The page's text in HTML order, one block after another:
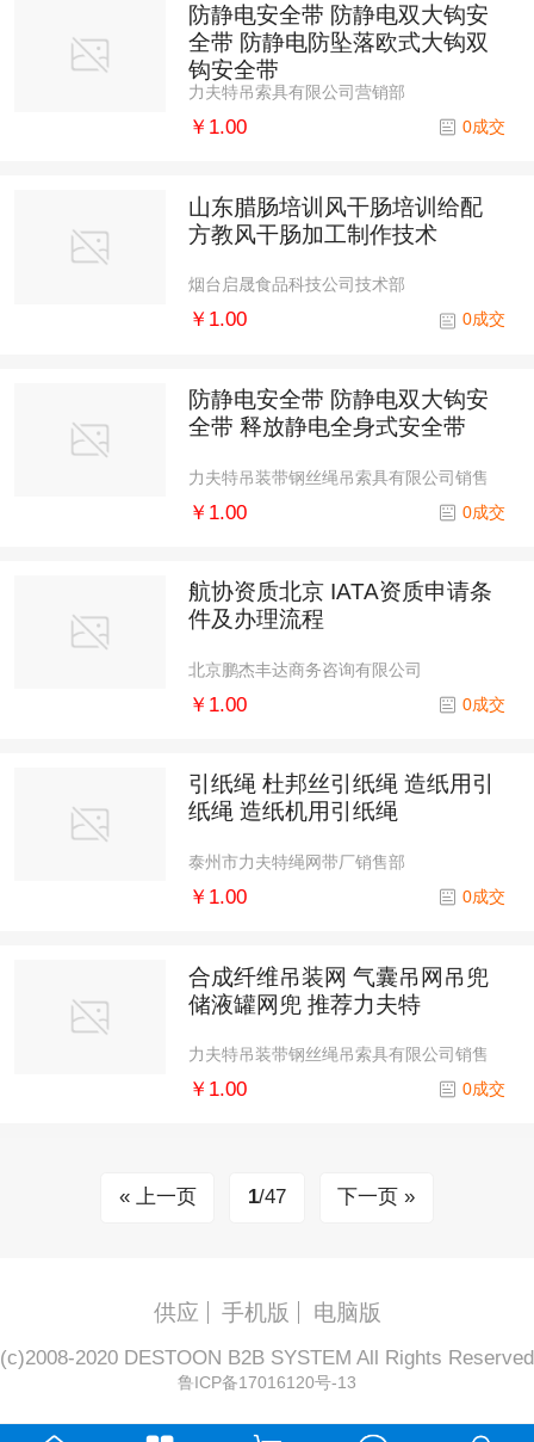
防静电安全带 防静电双大钩安
全带 防静电防坠落欧式大钩双
钩安全带
力夫特吊索具有限公司营销部
0成交
￥1.00
山东腊肠培训风干肠培训给配
方教风干肠加工制作技术
烟台启晟食品科技公司技术部
0成交
￥1.00
防静电安全带 防静电双大钩安
全带 释放静电全身式安全带
力夫特吊装带钢丝绳吊索具有限公司销售
部
0成交
￥1.00
航协资质北京 IATA资质申请条
件及办理流程
北京鹏杰丰达商务咨询有限公司
0成交
￥1.00
引纸绳 杜邦丝引纸绳 造纸用引
纸绳 造纸机用引纸绳
泰州市力夫特绳网带厂销售部
0成交
￥1.00
合成纤维吊装网 气囊吊网吊兜
储液罐网兜 推荐力夫特
力夫特吊装带钢丝绳吊索具有限公司销售
部
0成交
￥1.00
« 上一页 1/47 下一页 »
供应 手机版 电脑版
(c)2008-2020 DESTOON B2B SYSTEM All Rights Reserved
鲁ICP备17016120号-13